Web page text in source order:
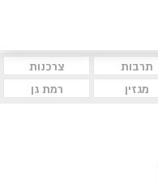
תרבות
צרכנות
מגזין רמת גן